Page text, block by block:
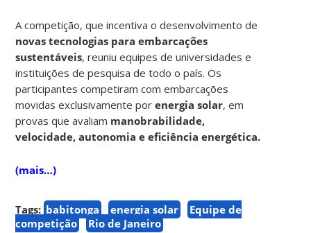
A competição, que incentiva o desenvolvimento de
novas tecnologias para embarcações
sustentáveis, reuniu equipes de universidades e
instituições de pesquisa de todo o país. Os
participantes competiram com embarcações
movidas exclusivamente porenergia solar, em
provas que avaliam manobrabilidade,
velocidade, autonomia e eficiência energética.
(mais…)
Tags: babitonga energia solar
Equipe de
competição
Rio de Janeiro